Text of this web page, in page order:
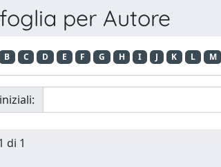
per Autore
B C D E F G H I J K L M
di 1